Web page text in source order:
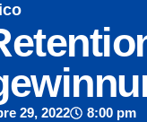
29, 2022 8:00 pm